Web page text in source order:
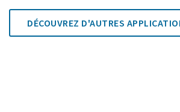
DÉCOUVREZ D'AUTRES